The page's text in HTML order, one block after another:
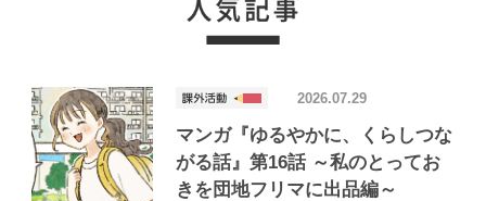
マンガ『ゆるやかに、くらしつな
がる話』第16話 ～私のとってお
きを団地フリマに出品編～
2026.07.29